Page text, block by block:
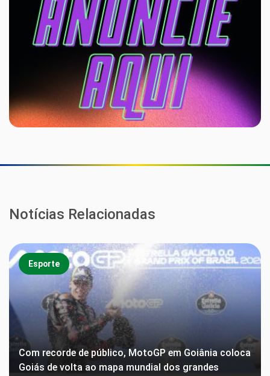
Notícias Relacionadas
Esporte
Com recorde de público, MotoGP em Goiânia coloca
Goiás de volta ao mapa mundial dos grandes